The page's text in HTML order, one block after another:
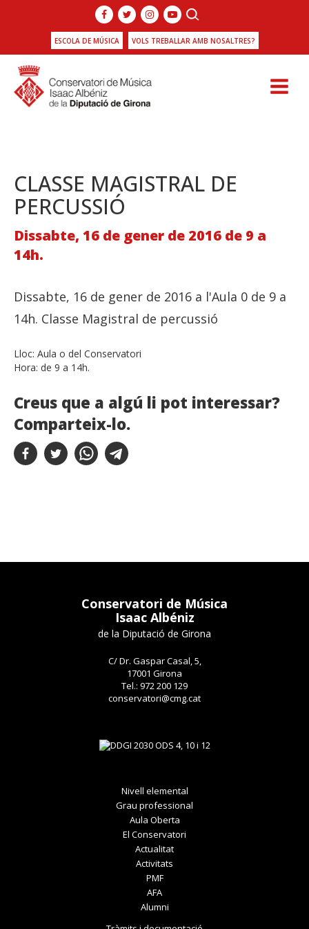
ESCOLA DE MÚSICA VOLS TREBALLAR AMB NOSALTRES?
CLASSE MAGISTRAL DE
PERCUSSIÓ
Dissabte, 16 de gener de 2016 de 9 a
14h.
Dissabte, 16 de gener de 2016 a l'Aula 0 de 9 a
14h. Classe Magistral de percussió
Lloc: Aula o del Conservatori
Hora: de 9 a 14h.
Creus que a algú li pot interessar?
Comparteix-lo.
Conservatori de Música
Isaac Albéniz
de la Diputació de Girona
C/ Dr. Gaspar Casal, 5,
17001 Girona
Tel.: 972 200 129
conservatori@cmg.cat
Nivell elemental
Grau professional
Aula Oberta
El Conservatori
Actualitat
Activitats
PMF
AFA
Alumni